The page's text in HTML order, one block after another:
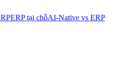
ERP tại chỗAI-Native vs ERP